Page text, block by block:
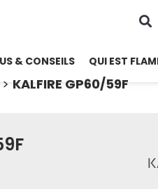
& CONSEILS QUI EST
> KALFIRE GP60/59F